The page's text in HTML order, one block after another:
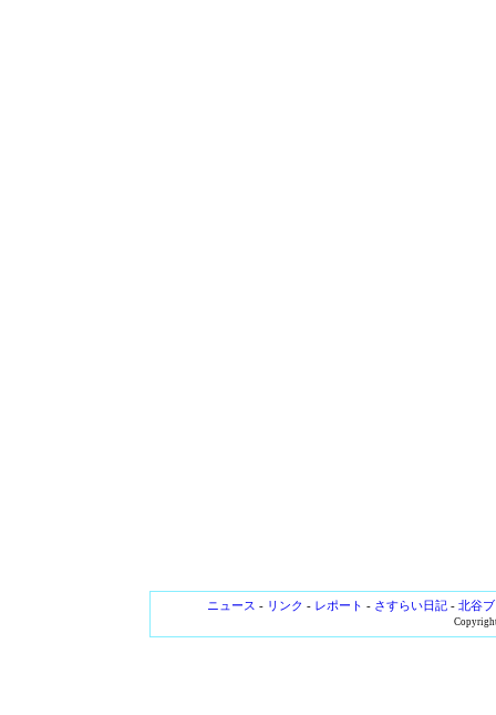
ニュース - リンク - レポート - さすらい日記- 北谷